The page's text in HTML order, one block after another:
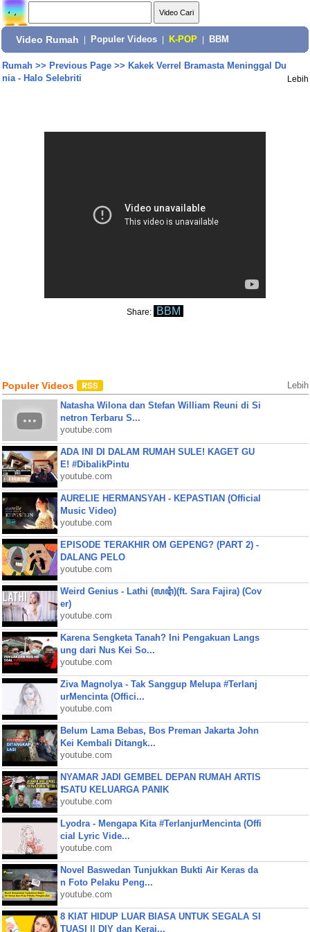
Video Rumah Populer Videos K-POP BBM
Rumah>> Previous Page>> Kakek Verrel Bramasta Meninggal Du
nia - Halo Selebriti
Lebih
Share: BBM
Populer Videos Lebih
Natasha Wilona dan Stefan William Reuni di Si
netron Terbaru S...
youtube.com
ADA INI DI DALAM RUMAH SULE! KAGET GU
E! #DibalikPintu
youtube.com
AURELIE HERMANSYAH - KEPASTIAN (Official
Music Video)
youtube.com
EPISODE TERAKHIR OM GEPENG? (PART 2) -
DALANG PELO
youtube.com
Weird Genius - Lathi (ꦭꦛꦶ)(ft. Sara Fajira) (Cov
er)
youtube.com
Karena Sengketa Tanah? Ini Pengakuan Langs
ung dari Nus Kei So...
youtube.com
Ziva Magnolya - Tak Sanggup Melupa #Terlanj
urMencinta (Offici...
youtube.com
Belum Lama Bebas, Bos Preman Jakarta John
Kei Kembali Ditangk...
youtube.com
NYAMAR JADI GEMBEL DEPAN RUMAH ARTIS
❗SATU KELUARGA PANIK
youtube.com
Lyodra - Mengapa Kita #TerlanjurMencinta (Offi
cial Lyric Vide...
youtube.com
Novel Baswedan Tunjukkan Bukti Air Keras da
n Foto Pelaku Peng...
youtube.com
8 KIAT HIDUP LUAR BIASA UNTUK SEGALA SI
TUASI || DIY dan Keraj...